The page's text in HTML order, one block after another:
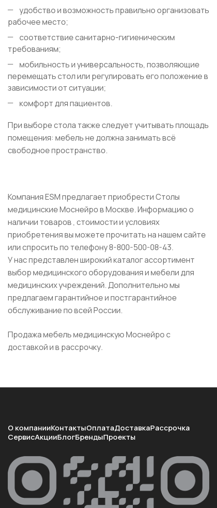
удобство и возможность правильно организовать
рабочее место;
соответствие санитарно-гигиеническим
требованиям;
мобильность и универсальность, позволяющие
перемещать стол или регулировать его положение в
зависимости от ситуации;
комфорт для пациентов.
При выборе стола также следует учитывать площадь
помещения: мебель не должна занимать всё
свободное пространство.
Компания ESM предлагает приобрести Столы
медицинские Моснейро в Москве. Информацию о
наличии товаров , стоимости и условиях
приобретения вы можете прочитать на нашем сайте
или спросить по телефону 8-800-500-08-43.
У нас представлен широкий каталог ассортимент
выбор медицинского оборудования и мебели для
медицинских учреждений. Дополнительно мы
предлагаем гарантийное и постгарантийное
обслуживание по всей России.
Продажа мебель медицинскую Моснейро с
доставкой и в рассрочку.
О компанииКонтактыОплатаДоставкаРассрочка
СервисАкцииБлогБрендыПроекты